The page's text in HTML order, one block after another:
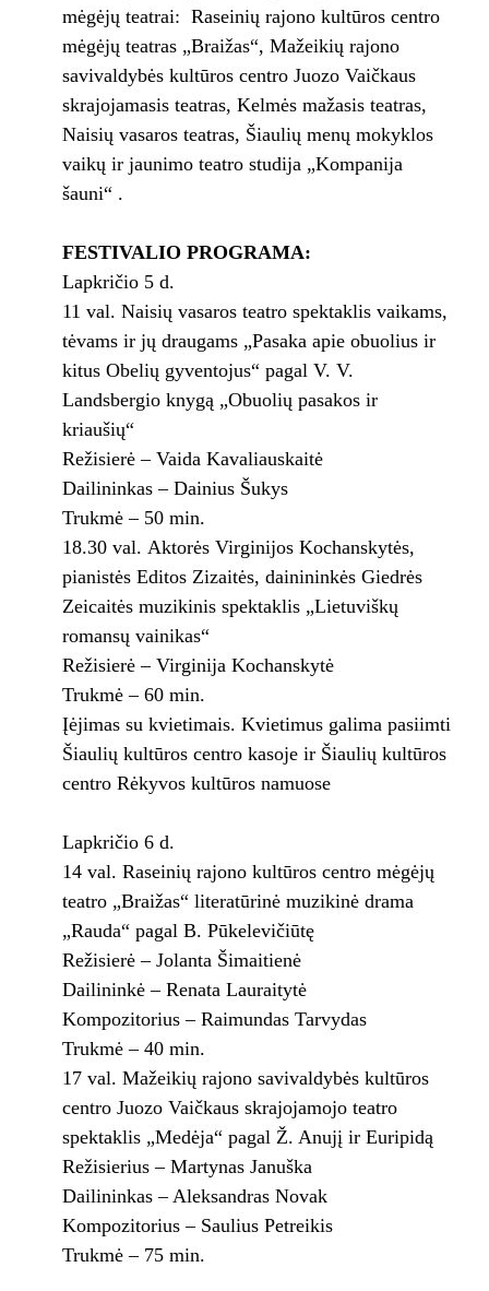
mėgėjų teatrai: Raseinių rajono kultūros centro
mėgėjų teatras „Braižas“, Mažeikių rajono
savivaldybės kultūros centro Juozo Vaičkaus
skrajojamasis teatras, Kelmės mažasis teatras,
Naisių vasaros teatras, Šiaulių menų mokyklos
vaikų ir jaunimo teatro studija „Kompanija
šauni“ .
FESTIVALIO PROGRAMA:
Lapkričio 5 d.
11 val. Naisių vasaros teatro spektaklis vaikams,
tėvams ir jų draugams „Pasaka apie obuolius ir
kitus Obelių gyventojus“ pagal V. V.
Landsbergio knygą „Obuolių pasakos ir
kriaušių“
Režisierė – Vaida Kavaliauskaitė
Dailininkas – Dainius Šukys
Trukmė – 50 min.
18.30 val. Aktorės Virginijos Kochanskytės,
pianistės Editos Zizaitės, dainininkės Giedrės
Zeicaitės muzikinis spektaklis „Lietuviškų
romansų vainikas“
Režisierė – Virginija Kochanskytė
Trukmė – 60 min.
Įėjimas su kvietimais. Kvietimus galima pasiimti
Šiaulių kultūros centro kasoje ir Šiaulių kultūros
centro Rėkyvos kultūros namuose
Lapkričio 6 d.
14 val. Raseinių rajono kultūros centro mėgėjų
teatro „Braižas“ literatūrinė muzikinė drama
„Rauda“ pagal B. Pūkelevičiūtę
Režisierė – Jolanta Šimaitienė
Dailininkė – Renata Lauraitytė
Kompozitorius – Raimundas Tarvydas
Trukmė – 40 min.
17 val. Mažeikių rajono savivaldybės kultūros
centro Juozo Vaičkaus skrajojamojo teatro
spektaklis „Medėja“ pagal Ž. Anujį ir Euripidą
Režisierius – Martynas Januška
Dailininkas – Aleksandras Novak
Kompozitorius – Saulius Petreikis
Trukmė – 75 min.